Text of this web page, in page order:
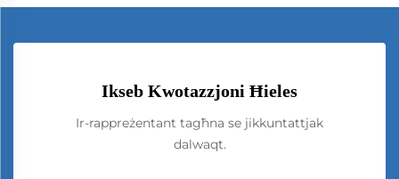
Ikseb Kwotazzjoni Ħieles
Ir-rappreżentant tagħna se jikkuntattjak
dalwaqt.